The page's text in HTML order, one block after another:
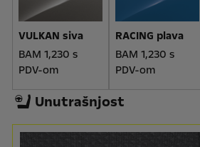
VULKAN siva
BAM 1,230 s
PDV-om
RACING plava
BAM 1,230 s
PDV-om
Unutrašnjost